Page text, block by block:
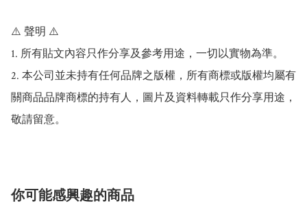
⚠️ 聲明 ⚠️
1. 所有貼文內容只作分享及參考用途，一切以實物為準。
2. 本公司並未持有任何品牌之版權，所有商標或版權均屬有
關商品品牌商標的持有人，圖片及資料轉載只作分享用途，
你可能感興趣的商品